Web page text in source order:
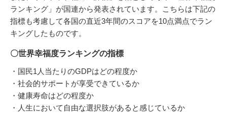
ランキング」が国連から発表されています。こちらは下記の
指標も考慮して各国の直近3年間のスコアを10点満点でラン
キングしたものです。
〇世界幸福度ランキングの指標
・国民1人当たりのGDPはどの程度か
・社会的サポートが享受できているか
・健康寿命はどの程度か
・人生において自由な選択肢があると感じているか